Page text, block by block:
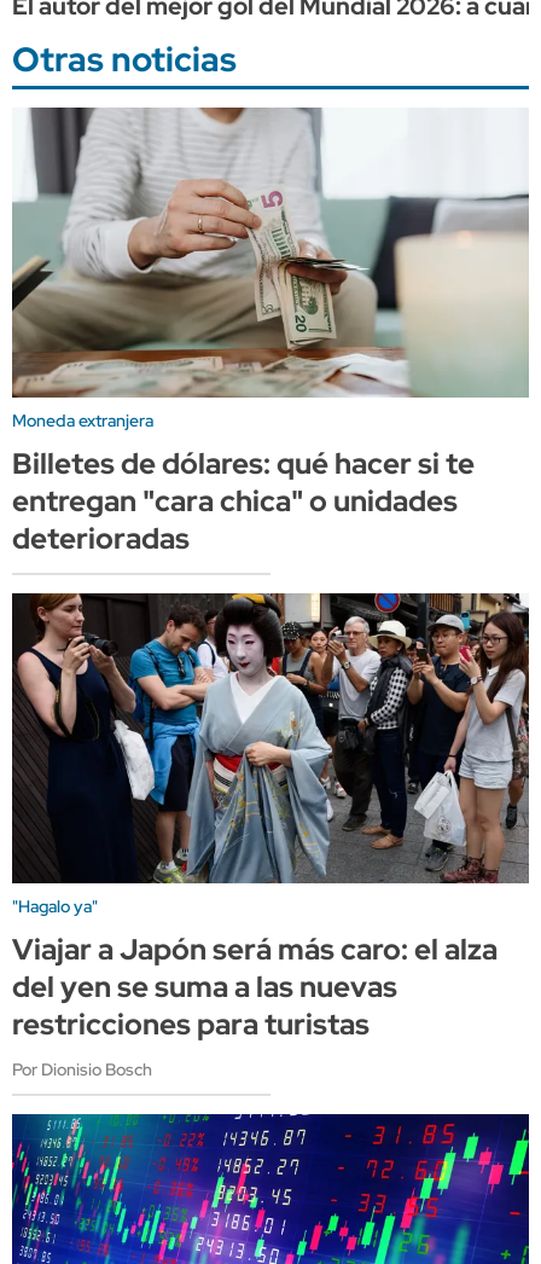
El autor del mejor gol del Mundial 2026: a
Otras noticias
Moneda extranjera
Billetes de dólares: qué hacer si te
entregan "cara chica" o unidades
deterioradas
"Hagalo ya"
Viajar a Japón será más caro: el alza
del yen se suma a las nuevas
restricciones para turistas
Por Dionisio Bosch